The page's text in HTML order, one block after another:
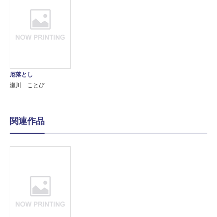
厄落とし
瀬川 ことび
関連作品